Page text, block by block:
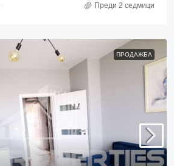
Преди 2 седмици
ПРОДАЖБА